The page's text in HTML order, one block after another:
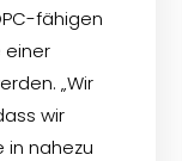
fähigen
einer
„Wir
wir
in nahezu